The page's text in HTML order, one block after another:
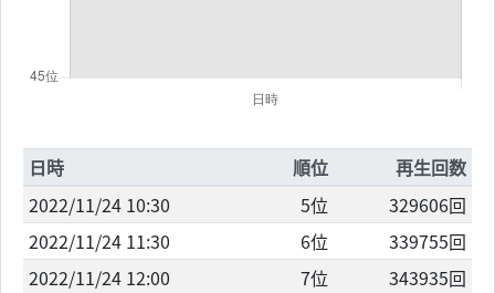
日時 順位
再生回数
2022/11/24 10:30
5位
329606回
2022/11/24 11:30
6位
339755回
2022/11/24 12:00
7位
343935回